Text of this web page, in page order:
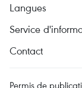
Langues
Service
Contact
Permis de